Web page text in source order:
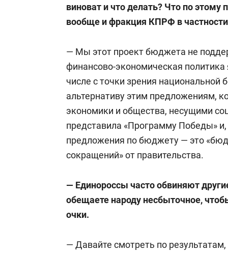
виноват и что делать? Что по
вообще и фракция КПРФ в
— Мы этот проект бюджета не
финансово-экономическая
числе с точки зрения
альтернативу этим предложениям,
экономики и общества, несущими
представила «Программу Победы»
предложения по бюджету — это
сокращений» от правительства.
— Единороссы часто обвиняют
обещаете народу несбыточное,
очки.
— Давайте смотреть по